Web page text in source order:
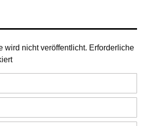
wird nicht veröffentlicht. Erforderliche